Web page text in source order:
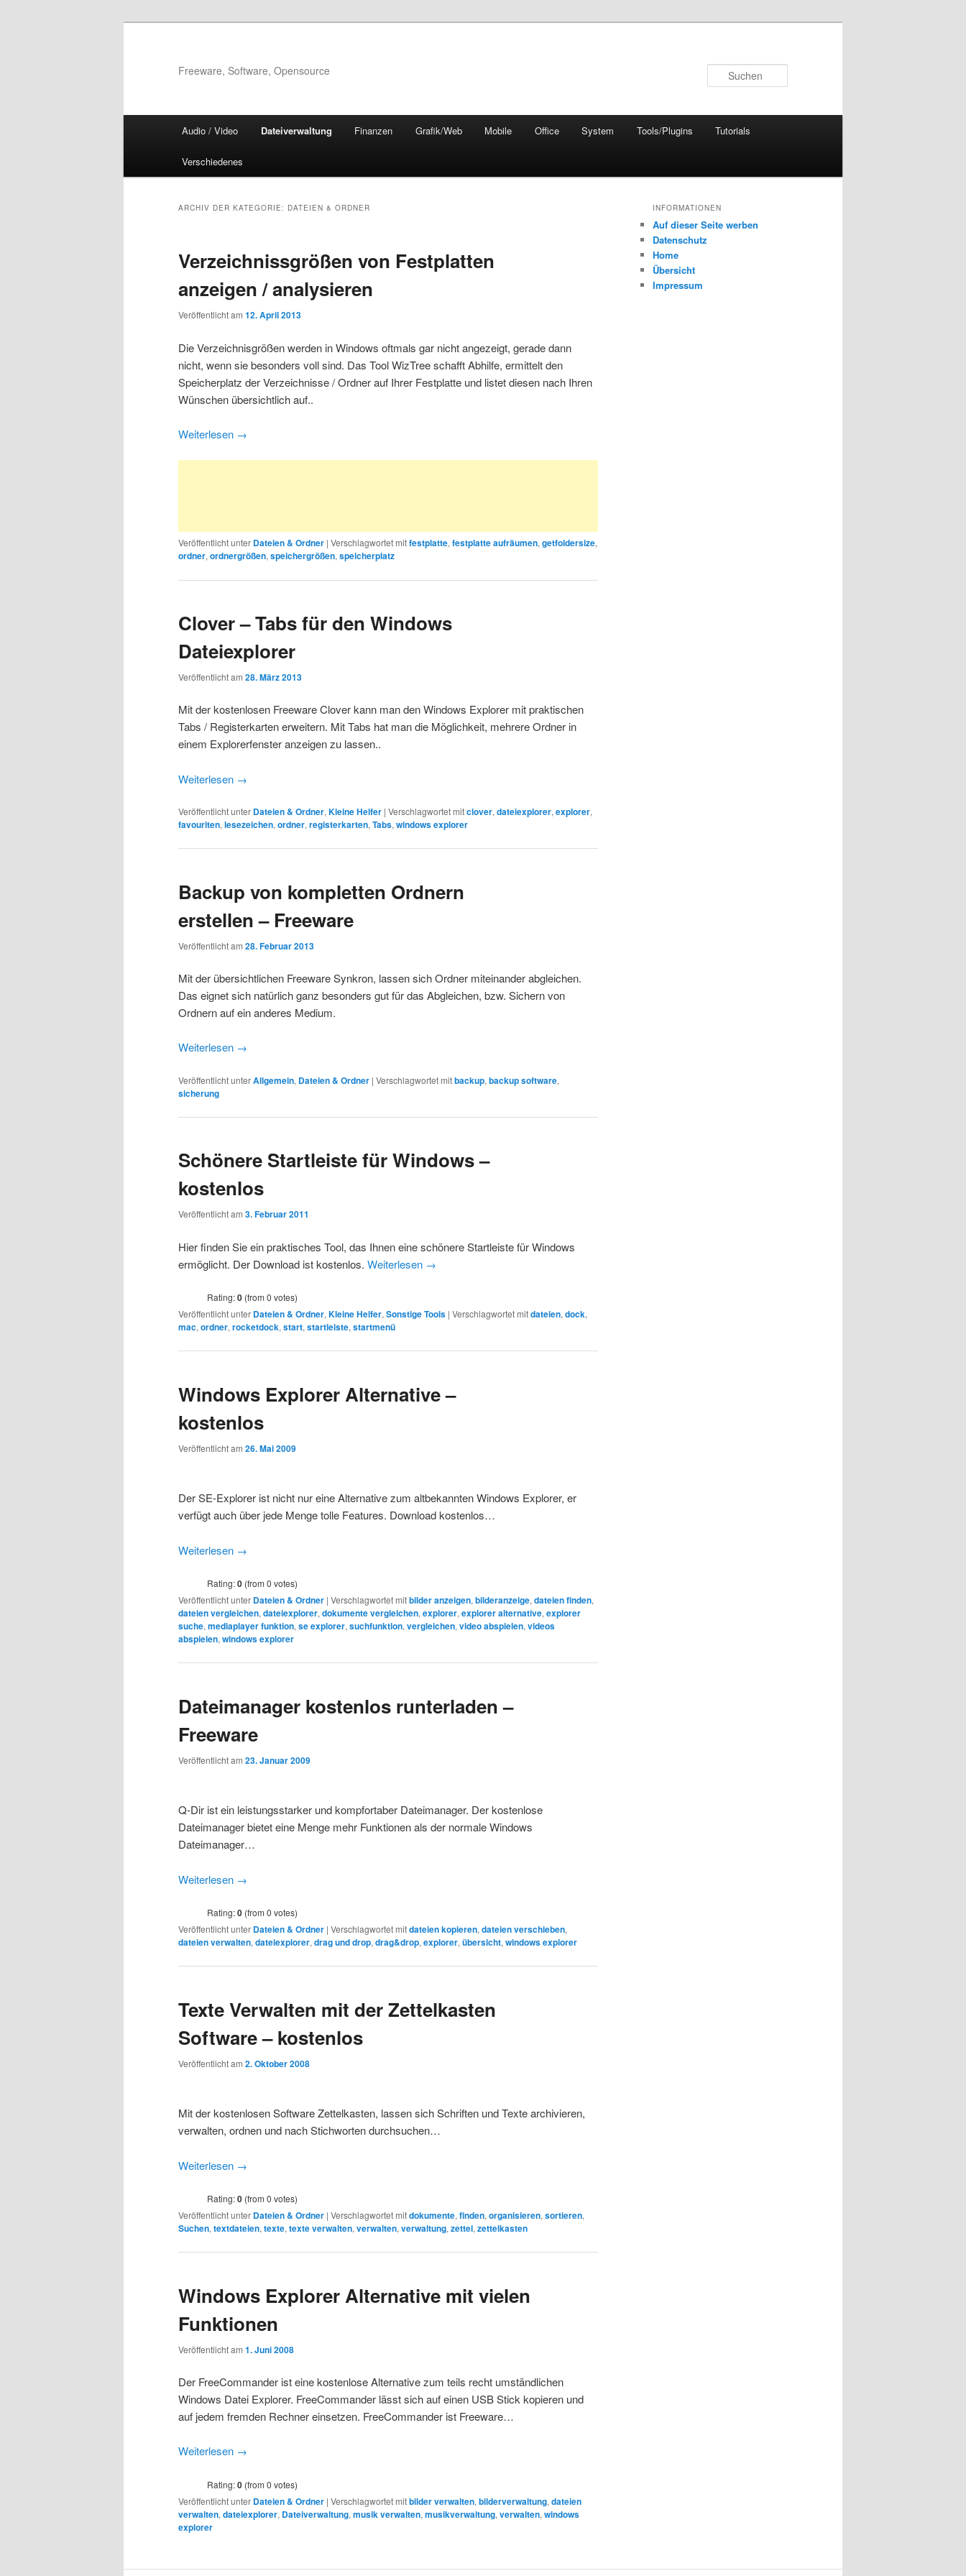
Freeware, Software, Opensource
Audio / Video Dateiverwaltung Finanzen Grafik/Web Mobile Office System Tools/Plugins Tutorials
Verschiedenes
ARCHIV DER KATEGORIE: DATEIEN & ORDNER
Verzeichnissgrößen von Festplatten
anzeigen / analysieren
Veröffentlicht am 12. April 2013
Die Verzeichnisgrößen werden in Windows oftmals gar nicht angezeigt, gerade dann
nicht, wenn sie besonders voll sind. Das Tool WizTree schafft Abhilfe, ermittelt den
Speicherplatz der Verzeichnisse / Ordner auf Ihrer Festplatte und listet diesen nach Ihren
Wünschen übersichtlich auf..
Weiterlesen →
Veröffentlicht unter Dateien & Ordner | Verschlagwortet mitfestplatte, festplatte aufräumen, getfoldersize,
ordner, ordnergrößen, speichergrößen, speicherplatz
Clover – Tabs für den Windows
Dateiexplorer
Veröffentlicht am 28. März 2013
Mit der kostenlosen Freeware Clover kann man den Windows Explorer mit praktischen
Tabs / Registerkarten erweitern. Mit Tabs hat man die Möglichkeit, mehrere Ordner in
einem Explorerfenster anzeigen zu lassen..
Weiterlesen →
Veröffentlicht unter Dateien & Ordner, Kleine Helfer | Verschlagwortet mitclover, dateiexplorer, explorer,
favouriten, lesezeichen, ordner, registerkarten, Tabs, windows explorer
Backup von kompletten Ordnern
erstellen – Freeware
Veröffentlicht am 28. Februar 2013
Mit der übersichtlichen Freeware Synkron, lassen sich Ordner miteinander abgleichen.
Das eignet sich natürlich ganz besonders gut für das Abgleichen, bzw. Sichern von
Ordnern auf ein anderes Medium.
Weiterlesen →
Veröffentlicht unterAllgemein, Dateien & Ordner | Verschlagwortet mitbackup, backup software,
sicherung
Schönere Startleiste für Windows –
kostenlos
Veröffentlicht am 3. Februar 2011
Hier finden Sie ein praktisches Tool, das Ihnen eine schönere Startleiste für Windows
ermöglicht. Der Download ist kostenlos. Weiterlesen →
Rating:0 (from 0 votes)
Veröffentlicht unter Dateien & Ordner, Kleine Helfer, Sonstige Tools | Verschlagwortet mitdateien, dock,
mac, ordner, rocketdock, start, startleiste, startmenü
Windows Explorer Alternative –
kostenlos
Veröffentlicht am 26. Mai 2009
Der SE-Explorer ist nicht nur eine Alternative zum altbekannten Windows Explorer, er
verfügt auch über jede Menge tolle Features. Download kostenlos…
Weiterlesen →
Rating:0 (from 0 votes)
Veröffentlicht unter Dateien & Ordner | Verschlagwortet mitbilder anzeigen, bilderanzeige, dateien finden,
dateien vergleichen, dateiexplorer, dokumente vergleichen, explorer, explorer alternative, explorer
suche, mediaplayer funktion, se explorer, suchfunktion, vergleichen, video abspielen, videos
abspielen, windows explorer
Dateimanager kostenlos runterladen –
Freeware
Veröffentlicht am 23. Januar 2009
Q-Dir ist ein leistungsstarker und kompfortaber Dateimanager. Der kostenlose
Dateimanager bietet eine Menge mehr Funktionen als der normale Windows
Dateimanager…
Weiterlesen →
Rating:0 (from 0 votes)
Veröffentlicht unter Dateien & Ordner | Verschlagwortet mitdateien kopieren, dateien verschieben,
dateien verwalten, dateiexplorer, drag und drop, drag&drop, explorer, übersicht, windows explorer
Texte Verwalten mit der Zettelkasten
Software – kostenlos
Veröffentlicht am 2. Oktober 2008
Mit der kostenlosen Software Zettelkasten, lassen sich Schriften und Texte archivieren,
verwalten, ordnen und nach Stichworten durchsuchen…
Weiterlesen →
Rating:0 (from 0 votes)
Veröffentlicht unter Dateien & Ordner | Verschlagwortet mitdokumente, finden, organisieren, sortieren,
Suchen, textdateien, texte, texte verwalten, verwalten, verwaltung, zettel, zettelkasten
Windows Explorer Alternative mit vielen
Funktionen
Veröffentlicht am 1. Juni 2008
Der FreeCommander ist eine kostenlose Alternative zum teils recht umständlichen
Windows Datei Explorer. FreeCommander lässt sich auf einen USB Stick kopieren und
auf jedem fremden Rechner einsetzen. FreeCommander ist Freeware…
Weiterlesen →
Rating:0 (from 0 votes)
Veröffentlicht unter Dateien & Ordner | Verschlagwortet mitbilder verwalten, bilderverwaltung, dateien
verwalten, dateiexplorer, Dateiverwaltung, musik verwalten, musikverwaltung, verwalten, windows
explorer
INFORMATIONEN
Auf dieser Seite werben
Datenschutz
Home
Übersicht
Impressum